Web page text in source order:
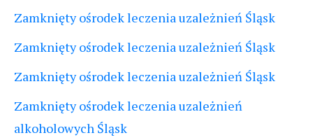
Zamknięty ośrodek leczenia uzależnień Śląsk
Zamknięty ośrodek leczenia uzależnień Śląsk
Zamknięty ośrodek leczenia uzależnień Śląsk
Zamknięty ośrodek leczenia uzależnień
alkoholowych Śląsk